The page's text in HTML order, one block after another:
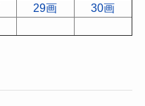
29画
30画